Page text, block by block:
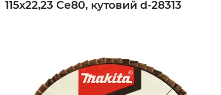
115х22,23 Ce80, кутовий d-28313